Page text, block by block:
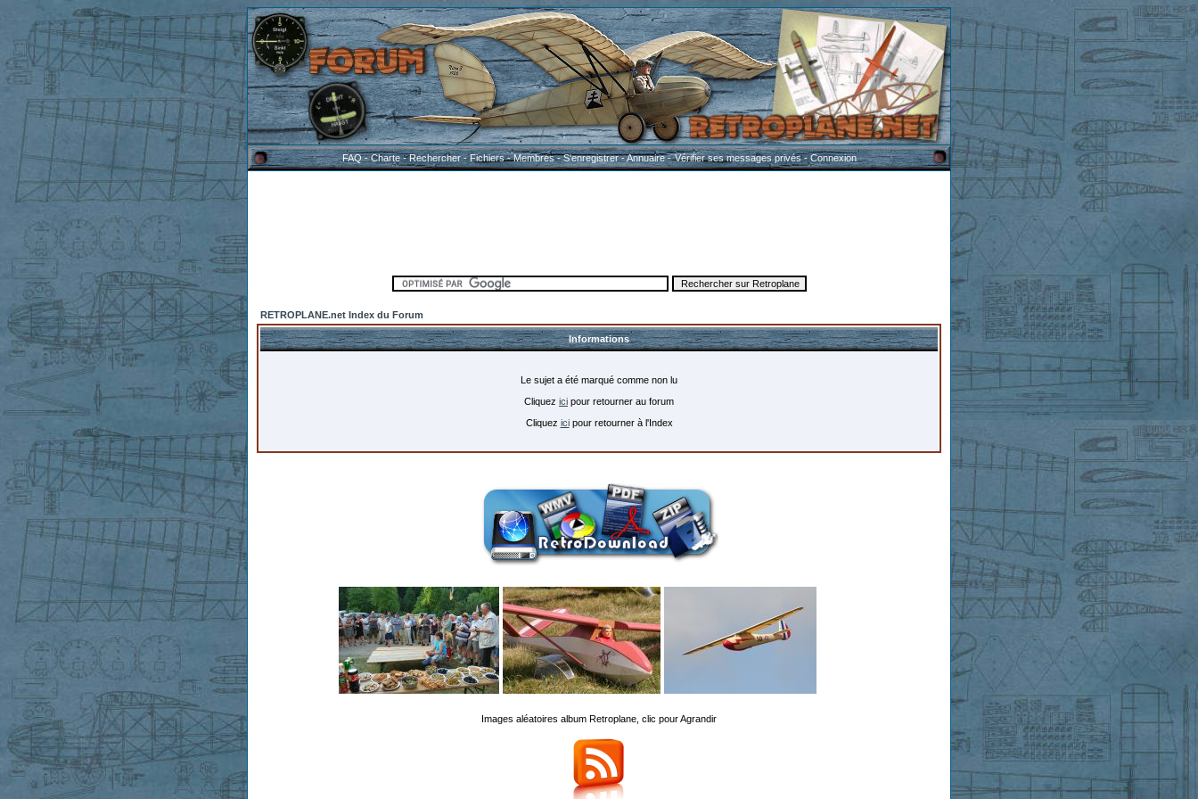
FAQ-Charte-Rechercher-Fichiers-Membres-S'enregistrer-Annuaire-Vérifier ses messages privés-Connexion
RETROPLANE.net Index du Forum
Informations
Le sujet a été marqué comme non lu
Cliquez ici pour retourner au forum
Cliquez icipour retourner à l'Index
Images aléatoires album Retroplane, clic pour Agrandir